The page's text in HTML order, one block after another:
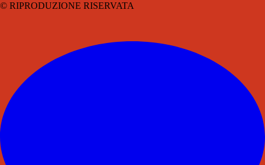
© RIPRODUZIONE RISERVATA